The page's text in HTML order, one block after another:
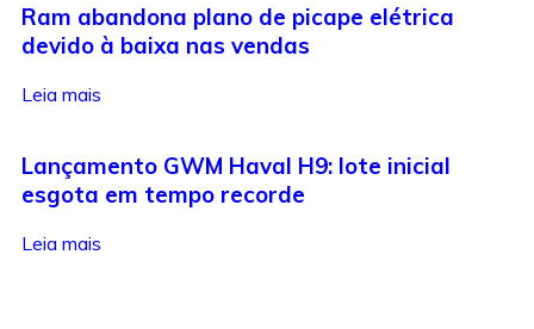
Ram abandona plano de picape elétrica
devido à baixa nas vendas
Leia mais
Lançamento GWM Haval H9: lote inicial
esgota em tempo recorde
Leia mais